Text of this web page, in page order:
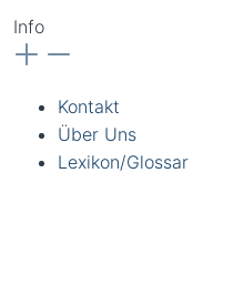
Info
Kontakt
Über Uns
Lexikon/Glossar